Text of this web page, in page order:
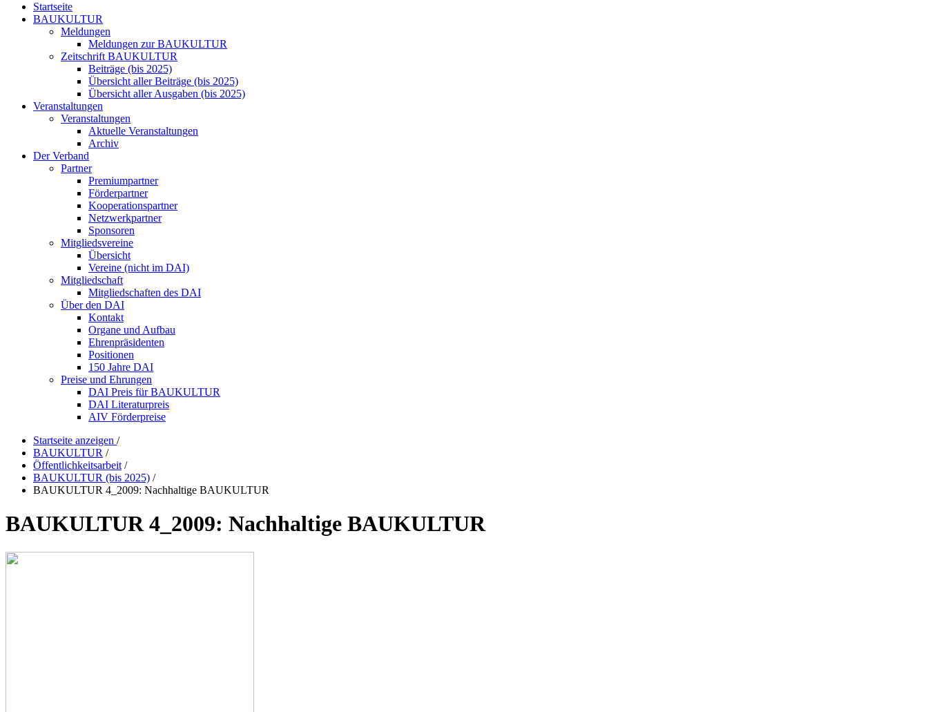
Startseite
BAUKULTUR
Meldungen
Meldungen zur BAUKULTUR
Zeitschrift BAUKULTUR
Beiträge (bis 2025)
Übersicht aller Beiträge (bis 2025)
Übersicht aller Ausgaben (bis 2025)
Veranstaltungen
Veranstaltungen
Aktuelle Veranstaltungen
Archiv
Der Verband
Partner
Premiumpartner
Förderpartner
Kooperationspartner
Netzwerkpartner
Sponsoren
Mitgliedsvereine
Übersicht
Vereine (nicht im DAI)
Mitgliedschaft
Mitgliedschaften des DAI
Über den DAI
Kontakt
Organe und Aufbau
Ehrenpräsidenten
Positionen
150 Jahre DAI
Preise und Ehrungen
DAI Preis für BAUKULTUR
DAI Literaturpreis
AIV Förderpreise
Startseite anzeigen /
BAUKULTUR /
Öffentlichkeitsarbeit /
BAUKULTUR (bis 2025) /
BAUKULTUR 4_2009: Nachhaltige BAUKULTUR
BAUKULTUR 4_2009: Nachhaltige BAUKULTUR